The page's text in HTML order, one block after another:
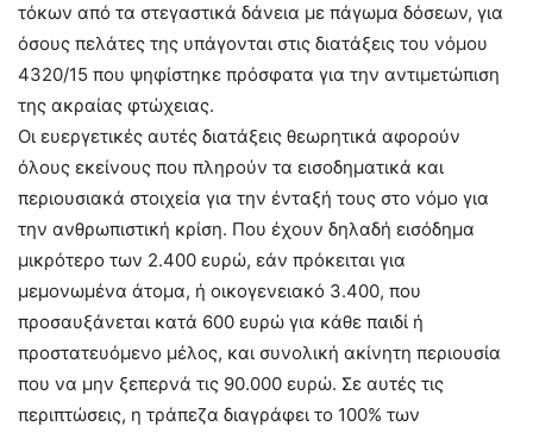
τόκων από τα στεγαστικά δάνεια με πάγωμα δόσεων, για
όσους πελάτες της υπάγονται στις διατάξεις του νόμου
4320/15 που ψηφίστηκε πρόσφατα για την αντιμετώπιση
της ακραίας φτώχειας.
Οι ευεργετικές αυτές διατάξεις θεωρητικά αφορούν
όλους εκείνους που πληρούν τα εισοδηματικά και
περιουσιακά στοιχεία για την ένταξή τους στο νόμο για
την ανθρωπιστική κρίση. Που έχουν δηλαδή εισόδημα
μικρότερο των 2.400 ευρώ, εάν πρόκειται για
μεμονωμένα άτομα, ή οικογενειακό 3.400, που
προσαυξάνεται κατά 600 ευρώ για κάθε παιδί ή
προστατευόμενο μέλος, και συνολική ακίνητη περιουσία
που να μην ξεπερνά τις 90.000 ευρώ. Σε αυτές τις
περιπτώσεις, η τράπεζα διαγράφει το 100% των